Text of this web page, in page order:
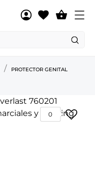

PROTECTOR GENITAL
0